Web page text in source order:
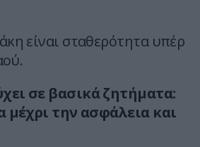
είναι σταθερότητα υπέρ
σε βασικά ζητήματα:
μέχρι την ασφάλεια και